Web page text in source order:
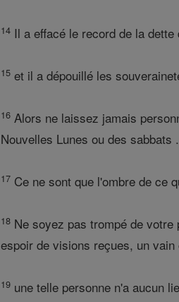
14 Il a effacé le record de la
15 et il a dépouillé les
16 Alors ne laissez jamais
Nouvelles Lunes ou des sabbats .
17 Ce ne sont que l'ombre de ce
18 Ne soyez pas trompé de
espoir de visions reçues, un
19 une telle personne n'a aucun